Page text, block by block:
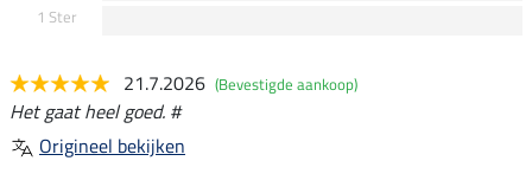
1 Ster
21.7.2026 (Bevestigde aankoop)
Het gaat heel goed. #
Origineel bekijken